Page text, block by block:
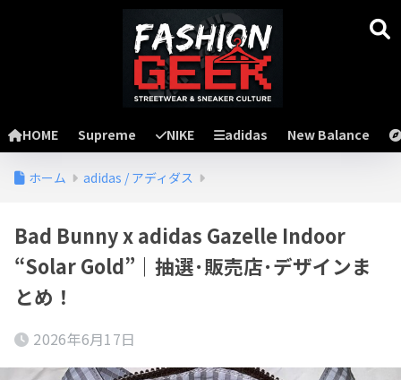
HOME Supreme NIKE adidas New Balance
ホーム adidas / アディダス
Bad Bunny x adidas Gazelle Indoor
“Solar Gold”｜抽選･販売店･デザインま
とめ！
2026年6月17日